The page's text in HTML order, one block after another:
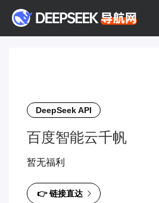
DeepSeek API
百度智能云千帆
暂无福利
👉 链接直达